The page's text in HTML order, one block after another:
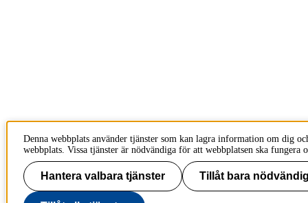
Denna webbplats använder tjänster som kan lagra information om dig
webbplats. Vissa tjänster är nödvändiga för att webbplatsen ska fungera
Hantera valbara tjänster Tillåt bara